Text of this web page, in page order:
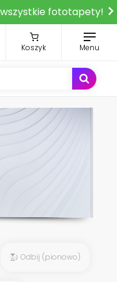
fototapety!
Koszyk Menu
Odbij (pionowo)